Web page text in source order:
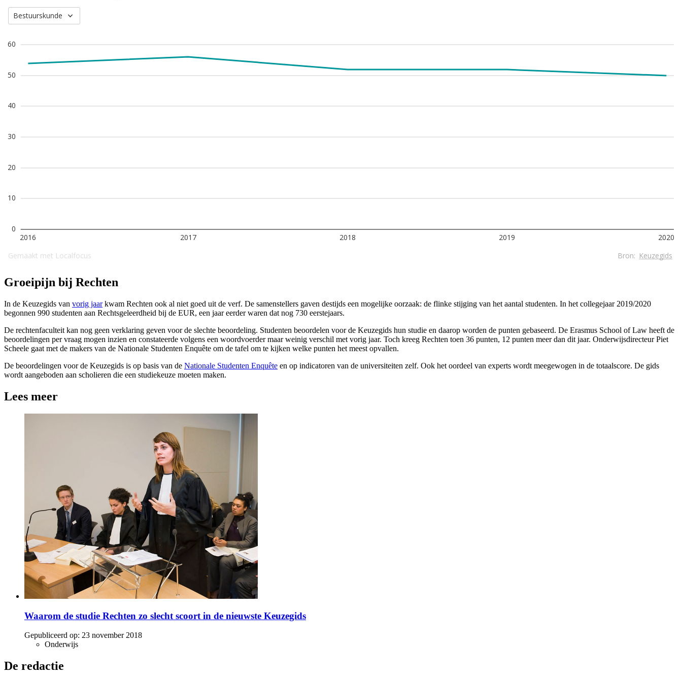
Groeipijn bij Rechten
In de Keuzegids van vorig jaarkwam Rechten ook al niet goed uit de verf. De samenstellers gaven destijds een mogelijke oorzaak: de flinke stijging van het aantal studenten. In het collegejaar 2019/2020
begonnen 990 studenten aan Rechtsgeleerdheid bij de EUR, een jaar eerder waren dat nog 730 eerstejaars.
De rechtenfaculteit kan nog geen verklaring geven voor de slechte beoordeling. Studenten beoordelen voor de Keuzegids hun studie en daarop worden de punten gebaseerd. De Erasmus School of Law heeft de
beoordelingen per vraag mogen inzien en constateerde volgens een woordvoerder maar weinig verschil met vorig jaar. Toch kreeg Rechten toen 36 punten, 12 punten meer dan dit jaar. Onderwijsdirecteur Piet
Scheele gaat met de makers van de Nationale Studenten Enquête om de tafel om te kijken welke punten het meest opvallen.
De beoordelingen voor de Keuzegids is op basis van de Nationale Studenten Enquête en op indicatoren van de universiteiten zelf. Ook het oordeel van experts wordt meegewogen in de totaalscore. De gids
wordt aangeboden aan scholieren die een studiekeuze moeten maken.
Lees meer
Waarom de studie Rechten zo slecht scoort in de nieuwste Keuzegids
Gepubliceerd op: 23 november 2018
Onderwijs
De redactie